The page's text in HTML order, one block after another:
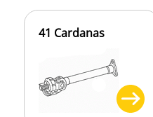
41 Cardanas